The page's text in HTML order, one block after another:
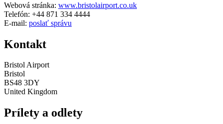
Webová stránka: www.bristolairport.co.uk
Telefón: +44 871 334 4444
E-mail: poslať správu
Kontakt
Bristol Airport
Bristol
BS48 3DY
United Kingdom
Prílety a odlety